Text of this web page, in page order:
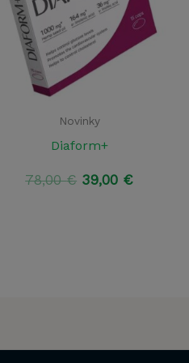
Novinky
Diaform+
78,00€ Pôvodná
39,00 €Aktuálna